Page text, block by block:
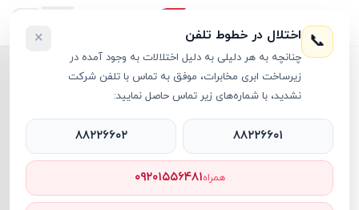
لپ تاپ Katana ›
لپ تاپ Katana RT11345
📞 اختلال در خطوط تلفن
چنانچه به هر دلیلی به دلیل اختلالات به وجود آمده در
زیرساخت ابری مخابرات، موفق به تماس با تلفن شرکت
نشدید، با شماره‌های زیر تماس حاصل نمایید:
×
۸۸۲۲۶۶۰۱ ۸۸۲۲۶۶۰۲
همراه۰۹۲۰۱۵۵۶۴۸۱